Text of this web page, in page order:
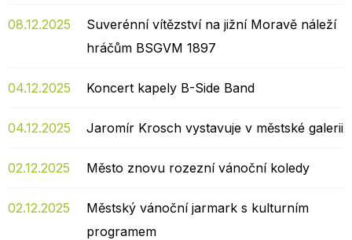
08.12.2025
Suverénní vítězství na jižní Moravě náleží
hráčům BSGVM 1897
04.12.2025 Koncert kapely B-Side Band
04.12.2025 Jaromír Krosch vystavuje v městské galerii
02.12.2025 Město znovu rozezní vánoční koledy
02.12.2025
Městský vánoční jarmark s kulturním
programem